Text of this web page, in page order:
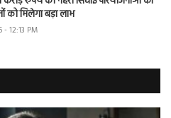
को मिलेगा बड़ा लाभ
- 12:13 PM